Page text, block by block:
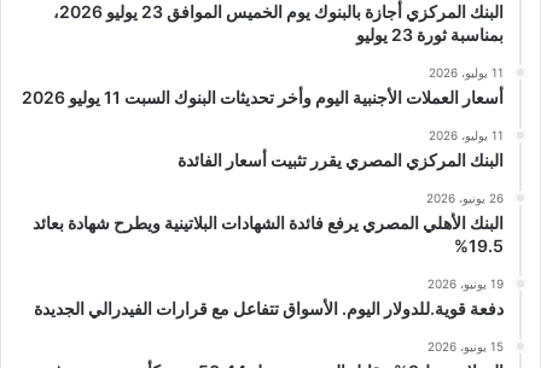
البنك المركزي أجازة بالبنوك يوم الخميس الموافق 23 يوليو 2026،
بمناسبة ثورة 23 يوليو
11 يوليو، 2026
أسعار العملات الأجنبية اليوم وأخر تحديثات البنوك السبت 11 يوليو 2026
11 يوليو، 2026
البنك المركزي المصري يقرر تثبيت أسعار الفائدة
26 يونيو، 2026
البنك الأهلي المصري يرفع فائدة الشهادات البلاتينية ويطرح شهادة بعائد
19.5%
19 يونيو، 2026
دفعة قوية.للدولار اليوم. الأسواق تتفاعل مع قرارات الفيدرالي الجديدة
15 يونيو، 2026